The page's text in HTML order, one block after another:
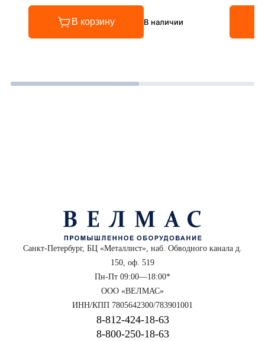
В корзину В наличии
Санкт-Петербург, БЦ «Металлист», наб. Обводного канала д.
150, оф. 519
Пн-Пт 09:00—18:00*
ООО «ВЕЛМАС»
ИНН/КПП 7805642300/783901001
8‑812‑424‑18‑63
8‑800‑250‑18‑63